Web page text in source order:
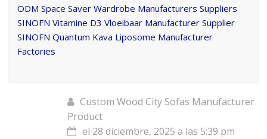
ODM Space Saver Wardrobe Manufacturers Suppliers
SINOFN Vitamine D3 Vloeibaar Manufacturer Supplier
SINOFN Quantum Kava Liposome Manufacturer
Factories
Custom Wood City Sofas Manufacturer
Product
el 28 diciembre, 2025 a las 5:39 pm